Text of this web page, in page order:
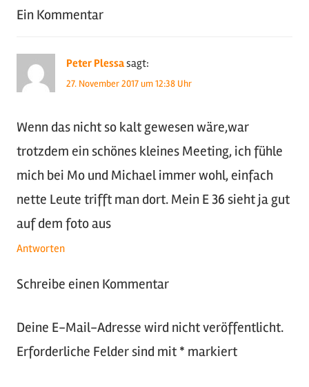
Youngtimer
Ein Kommentar
Peter Plessasagt:
27. November 2017 um 12:38 Uhr
Wenn das nicht so kalt gewesen wäre,war
trotzdem ein schönes kleines Meeting, ich fühle
mich bei Mo und Michael immer wohl, einfach
nette Leute trifft man dort. Mein E 36 sieht ja gut
auf dem foto aus
Antworten
Schreibe einen Kommentar
Deine E-Mail-Adresse wird nicht veröffentlicht.
Erforderliche Felder sind mit * markiert